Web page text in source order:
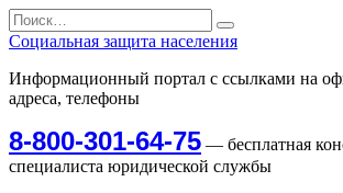
Перейти
к
содержанию
Search
for:
Социальная защита населения
Информационный портал с ссылками на
адреса, телефоны
8-800-301-64-75 — бесплатная
специалиста юридической службы